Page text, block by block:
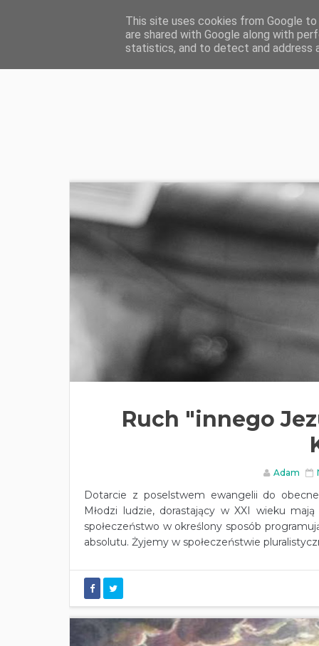
ŻYCIE CHRZEŚCIJAŃSKIE
Ruch "innego
Adam
Dotarcie z poselstwem ewangelii do
Młodzi ludzie, dorastający w XXI wieku
społeczeństwo w określony sposób
absolutu. Żyjemy w społeczeństwie
This site uses cookies from Google
are shared with Google along with
statistics, and to detect and address